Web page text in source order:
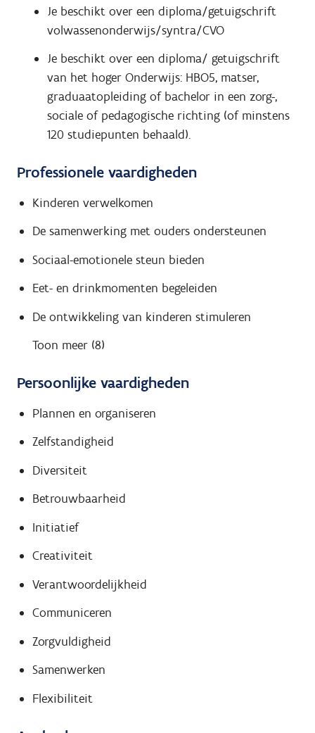
Je beschikt over een diploma/getuigschrift
volwassenonderwijs/syntra/CVO
Je beschikt over een diploma/ getuigschrift
van het hoger Onderwijs: HBO5, matser,
graduaatopleiding of bachelor in een zorg-,
sociale of pedagogische richting (of minstens
120 studiepunten behaald).
Professionele vaardigheden
Kinderen verwelkomen
De samenwerking met ouders ondersteunen
Sociaal-emotionele steun bieden
Eet- en drinkmomenten begeleiden
De ontwikkeling van kinderen stimuleren
Toon meer (8)
Persoonlijke vaardigheden
Plannen en organiseren
Zelfstandigheid
Diversiteit
Betrouwbaarheid
Initiatief
Creativiteit
Verantwoordelijkheid
Communiceren
Zorgvuldigheid
Samenwerken
Flexibiliteit